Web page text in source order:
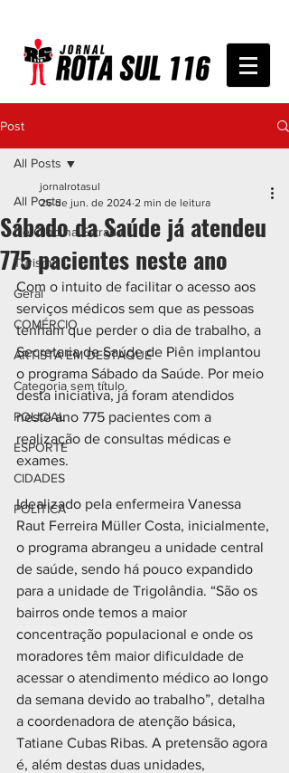
Post
All Posts
De Olho na Estrada
Turismo
Geral
COMÉRCIO
ARTISTA EM DESTAQUE
Categoria sem título
POLICIAL
ESPORTE
CIDADES
POLÍTICA
All Posts
Sábado da Saúde já atendeu
775 pacientes neste ano
jornalrotasul
26 de jun. de 2024 2 min de leitura
Com o intuito de facilitar o acesso aos
serviços médicos sem que as pessoas
tenham que perder o dia de trabalho, a
Secretaria de Saúde de Piên implantou
o programa Sábado da Saúde. Por meio
desta iniciativa, já foram atendidos
neste ano 775 pacientes com a
realização de consultas médicas e
exames.
Idealizado pela enfermeira Vanessa
Raut Ferreira Müller Costa, inicialmente,
o programa abrangeu a unidade central
de saúde, sendo há pouco expandido
para a unidade de Trigolândia. “São os
bairros onde temos a maior
concentração populacional e onde os
moradores têm maior dificuldade de
acessar o atendimento médico ao longo
da semana devido ao trabalho”, detalha
a coordenadora de atenção básica,
Tatiane Cubas Ribas. A pretensão agora
é, além destas duas unidades,